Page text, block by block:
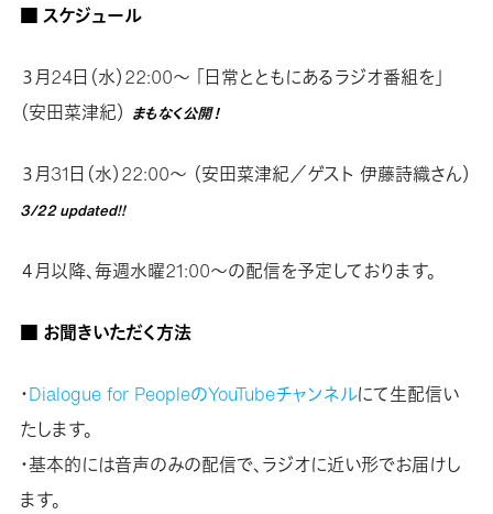
■ スケジュール
３月24日（水）22:00〜 「日常とともにあるラジオ番組を」
（安田菜津紀） まもなく公開！
３月31日（水）22:00〜 （安田菜津紀／ゲスト 伊藤詩織さん）
3/22 updated!!
４月以降、毎週水曜21:00〜の配信を予定しております。
■ お聞きいただく方法
・Dialogue for PeopleのYouTubeチャンネルにて生配信い
たします。
・基本的には音声のみの配信で、ラジオに近い形でお届けし
ます。